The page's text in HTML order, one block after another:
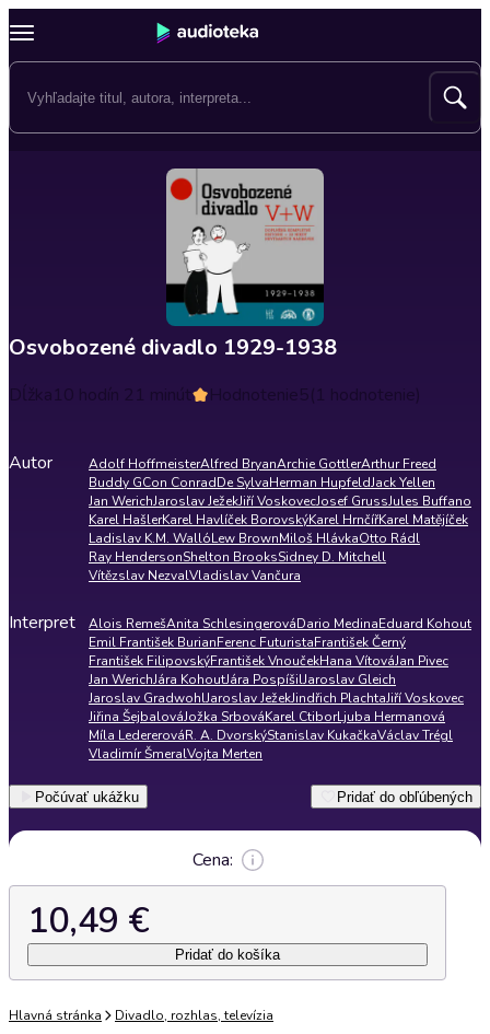
Osvobozené divadlo 1929-1938
Dĺžka10 hodín 21 minút Hodnotenie5(1 hodnotenie)
Autor Adolf HoffmeisterAlfred BryanArchie GottlerArthur Freed
Buddy GCon ConradDe SylvaHerman HupfeldJack Yellen
Jan WerichJaroslav JežekJiří VoskovecJosef GrussJules Buffano
Karel HašlerKarel Havlíček BorovskýKarel HrnčířKarel Matějíček
Ladislav K.M. WallóLew BrownMiloš HlávkaOtto Rádl
Ray HendersonShelton BrooksSidney D. Mitchell
Vítězslav NezvalVladislav Vančura
Interpret Alois RemešAnita SchlesingerováDario MedinaEduard Kohout
Emil František BurianFerenc FuturistaFrantišek Černý
František FilipovskýFrantišek VnoučekHana VítováJan Pivec
Jan WerichJára KohoutJára PospíšilJaroslav Gleich
Jaroslav GradwohlJaroslav JežekJindřich PlachtaJiří Voskovec
Jiřina ŠejbalováJožka SrbováKarel CtiborLjuba Hermanová
Míla LedererováR. A. DvorskýStanislav KukačkaVáclav Trégl
Vladimír ŠmeralVojta Merten
Počúvať ukážku Pridať do obľúbených
Cena:
10,49 €
Pridať do košíka
Hlavná stránka Divadlo, rozhlas, televízia